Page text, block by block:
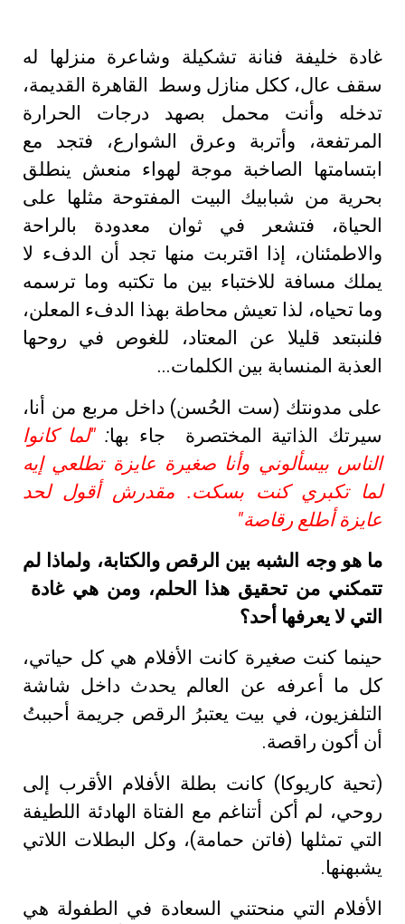
غادة خليفة فنانة تشكيلة وشاعرة منزلها له
سقف عال، ككل منازل وسط القاهرة القديمة،
تدخله وأنت محمل بصهد درجات الحرارة
المرتفعة، وأتربة وعرق الشوارع، فتجد مع
ابتسامتها الصاخبة موجة لهواء منعش ينطلق
بحرية من شبابيك البيت المفتوحة مثلها على
الحياة، فتشعر في ثوان معدودة بالراحة
والاطمئنان، إذا اقتربت منها تجد أن الدفء لا
يملك مسافة للاختباء بين ما تكتبه وما ترسمه
وما تحياه، لذا تعيش محاطة بهذا الدفء المعلن،
فلنبتعد قليلا عن المعتاد، للغوص في روحها
العذبة المنسابة بين الكلمات...
على مدونتك (ست الحُسن) داخل مربع من أنا،
سيرتك الذاتية المختصرة جاء بها:"لما كانوا
الناس بيسألوني وأنا صغيرة عايزة تطلعي إيه
لما تكبري كنت بسكت. مقدرش أقول لحد
عايزة أطلع رقاصة"
ما هو وجه الشبه بين الرقص والكتابة، ولماذا لم
تتمكني من تحقيق هذا الحلم، ومن هي غادة
التي لا يعرفها أحد؟
حينما كنت صغيرة كانت الأفلام هي كل حياتي،
كل ما أعرفه عن العالم يحدث داخل شاشة
التلفزيون، في بيت يعتبرُ الرقص جريمة أحببتُ
أن أكون راقصة.
(تحية كاريوكا) كانت بطلة الأفلام الأقرب إلى
روحي، لم أكن أتناغم مع الفتاة الهادئة اللطيفة
التي تمثلها (فاتن حمامة)، وكل البطلات اللاتي
يشبهنها.
الأفلام التي منحتني السعادة في الطفولة هي